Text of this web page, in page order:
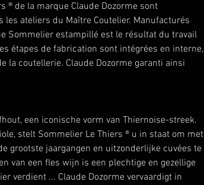
® de la marque Claude Dozorme sont
ateliers du Maître Coutelier. Manufacturés
Sommelier estampillé est le résultat du travail
étapes de fabrication sont intégrées en interne,
la coutellerie. Claude Dozorme garanti ainsi
een iconische vorm van Thiernoise-streek.
stelt Sommelier Le Thiers ® u in staat om met
grootste jaargangen en uitzonderlijke cuvées te
van een fles wijn is een plechtige en gezellige
verdient ... Claude Dozorme vervaardigt in